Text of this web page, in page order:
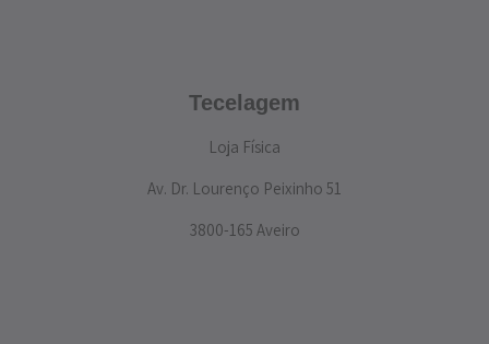
Tecelagem
Loja Física
Av. Dr. Lourenço Peixinho 51
3800-165 Aveiro